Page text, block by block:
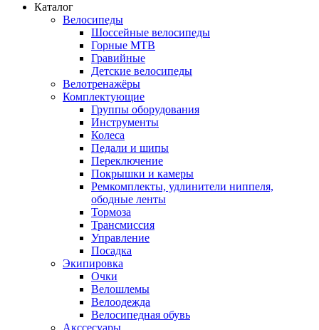
Каталог
Велосипеды
Шоссейные велосипеды
Горные МTB
Гравийные
Детские велосипеды
Велотренажёры
Комплектующие
Группы оборудования
Инструменты
Колеса
Педали и шипы
Переключение
Покрышки и камеры
Ремкомплекты, удлинители ниппеля,
ободные ленты
Тормоза
Трансмиссия
Управление
Посадка
Экипировка
Очки
Велошлемы
Велоодежда
Велосипедная обувь
Акссесуары